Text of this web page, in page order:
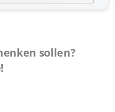
sollen?